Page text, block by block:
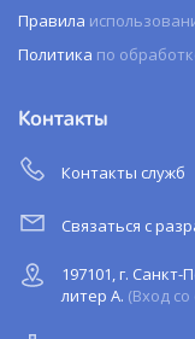
Правила
Политика по
Контакты
Контакты служб
Связаться с
197101, г.
литер А. (Вход